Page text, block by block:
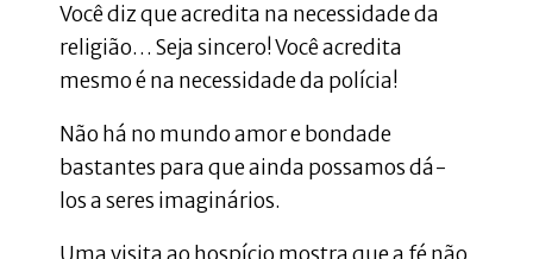
Você diz que acredita na necessidade da
religião… Seja sincero! Você acredita
mesmo é na necessidade da polícia!
Não há no mundo amor e bondade
bastantes para que ainda possamos dá-
los a seres imaginários.